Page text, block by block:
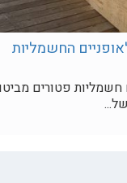
פטורים מביטוח